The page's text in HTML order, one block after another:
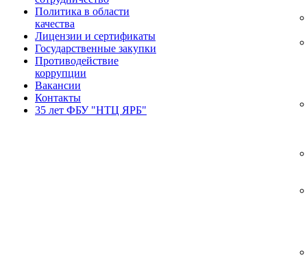
Политика в области
качества
Лицензии и сертификаты
Государственные закупки
Противодействие
коррупции
Вакансии
Контакты
35 лет ФБУ "НТЦ ЯРБ"